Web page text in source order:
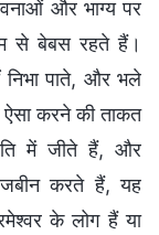
और भाग्य पर
से बेबस रहते हैं।
निभा पाते, और भले
करने की ताकत
में जीते हैं, और
करते हैं, यह
के लोग हैं या